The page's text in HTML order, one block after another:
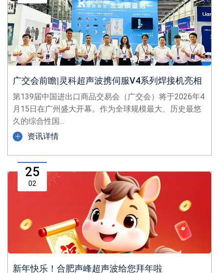
广交会前瞻|灵科超声波携伺服V4系列焊接机亮相
第139届中国进出口商品交易会（广交会）将于2026年4
月15日在广州盛大开幕。作为全球规模最大、历史最悠
久的综合性国...
资讯详情
25
02
新年快乐！合肥声峰超声波给您拜年啦